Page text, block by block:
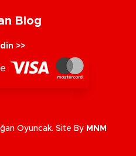
Blog
>>
Oyuncak. Site By MNM